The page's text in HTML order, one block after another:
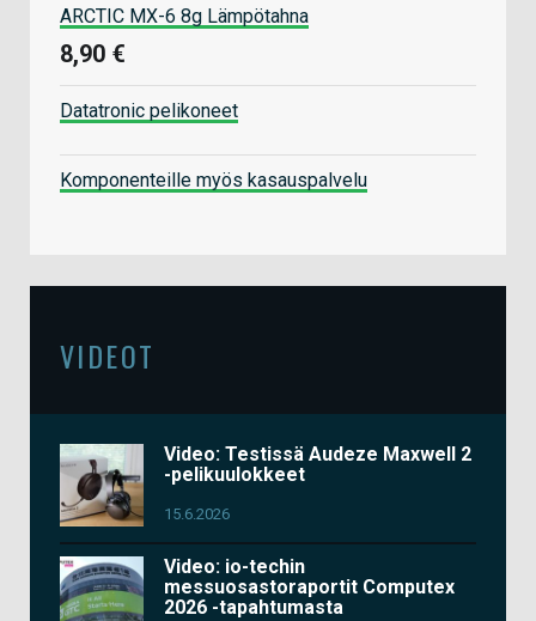
ARCTIC MX-6 8g Lämpötahna
8,90 €
Datatronic pelikoneet
Komponenteille myös kasauspalvelu
VIDEOT
Video: Testissä Audeze Maxwell 2
-pelikuulokkeet
15.6.2026
Video: io-techin
messuosastoraportit Computex
2026 -tapahtumasta